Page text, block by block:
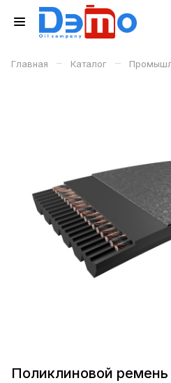
Главная – Каталог –
Поликлиновой ремень